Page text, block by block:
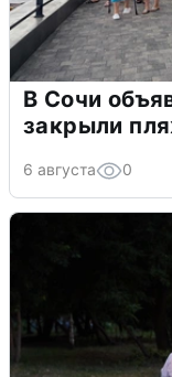
В Сочи
закрыли
6 августа 0